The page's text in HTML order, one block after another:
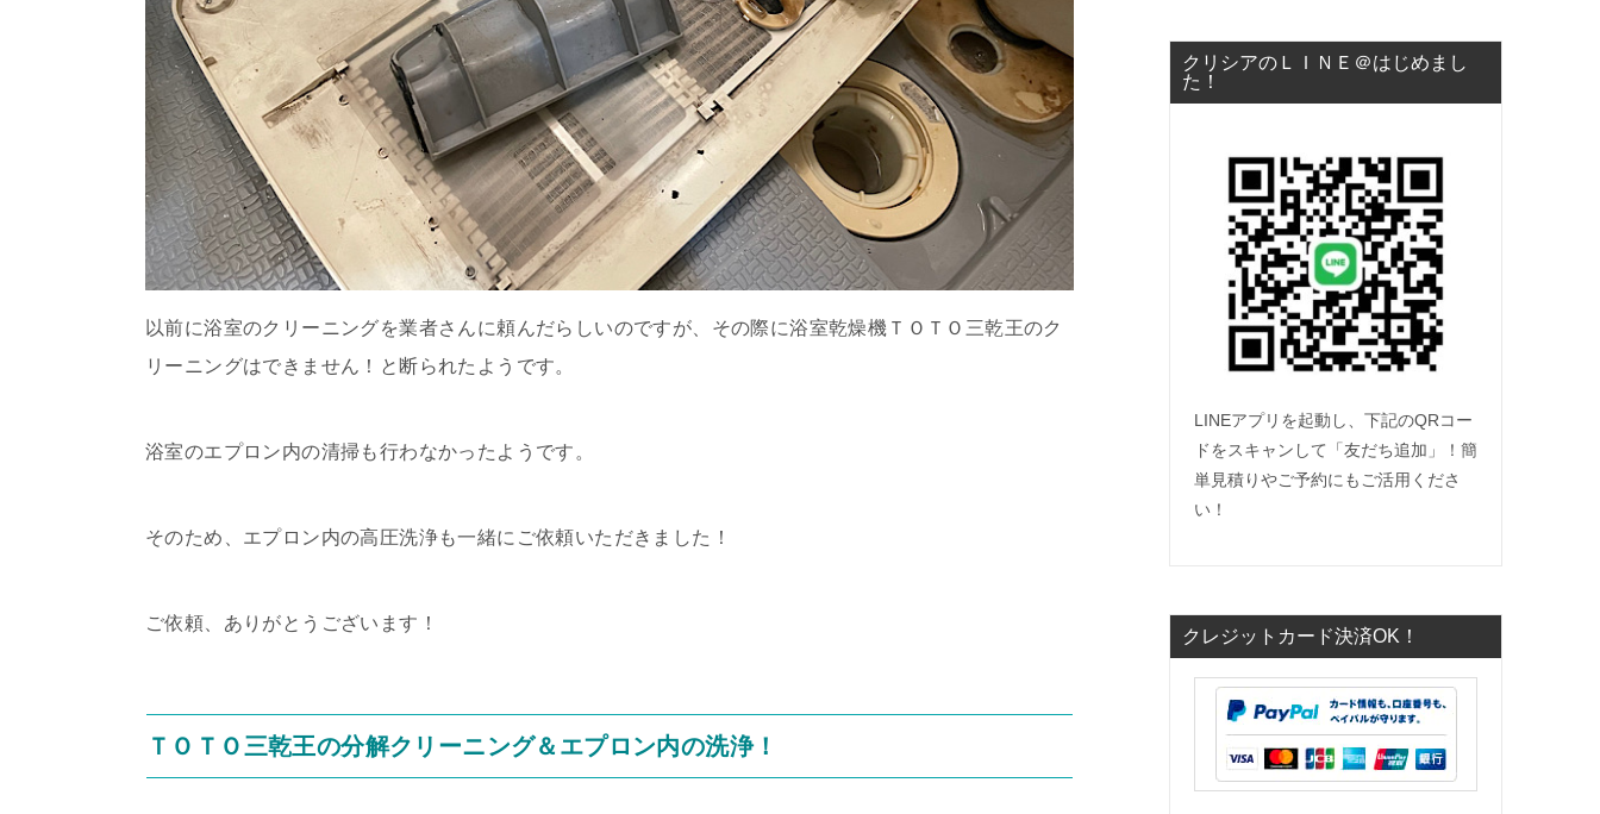
以前に浴室のクリーニングを業者さんに頼んだらしいのですが、その際に浴室乾燥機ＴＯＴＯ三乾王のク
リーニングはできません！と断られたようです。
浴室のエプロン内の清掃も行わなかったようです。
そのため、エプロン内の高圧洗浄も一緒にご依頼いただきました！
ご依頼、ありがとうございます！
ＴＯＴＯ三乾王の分解クリーニング＆エプロン内の洗浄！
クリシアのＬＩＮＥ＠はじめまし
た！
LINEアプリを起動し、下記のQRコー
ドをスキャンして「友だち追加」！簡
単見積りやご予約にもご活用くださ
い！
クレジットカード決済OK！